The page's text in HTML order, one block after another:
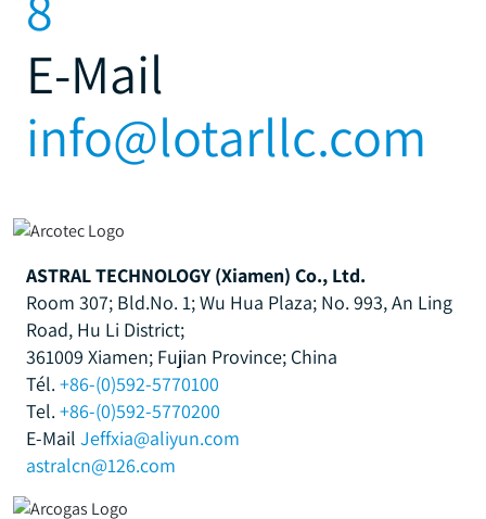
E-Mail
info@lotarllc.com
ASTRAL TECHNOLOGY (Xiamen) Co., Ltd.
Room 307; Bld.No. 1; Wu Hua Plaza; No. 993, An Ling
Road, Hu Li District;
361009 Xiamen; Fujian Province; China
Tél. +86-(0)592-5770100
Tel. +86-(0)592-5770200
E-Mail Jeffxia@aliyun.com
astralcn@126.com